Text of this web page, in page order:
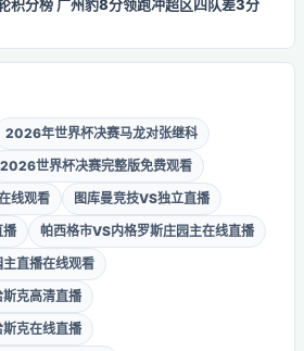
积分榜 广州豹8分领跑冲超区四队差3分
2026年世界杯决赛马龙对张继科
2026世界杯决赛完整版免费观看
线观看
图库曼竞技VS独立直播
播
帕西格市VS内格罗斯庄园主在线直播
直播在线观看
克高清直播
克在线直播